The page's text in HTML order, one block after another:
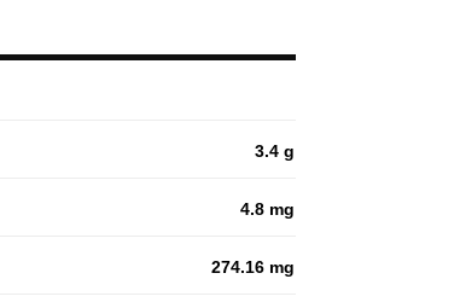
3.4 g
4.8 mg
274.16 mg